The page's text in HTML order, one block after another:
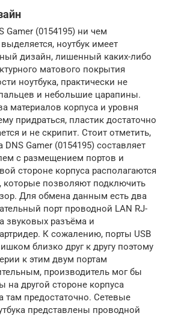
Gamer (0154195) ни чем
ноутбук имеет
дизайн, лишенный каких-либо
матового покрытия
ноутбука, практически не
и небольшие царапины.
материалов корпуса и уровня
придраться, пластик достаточно
и не скрипит. Стоит отметить,
Gamer (0154195) составляет
с размещением портов и
стороне корпуса располагаются
которые позволяют подключить
Для обмена данным есть два
порт проводной LAN RJ-
звуковых разъёма и
К сожалению, порты USB
близко друг к другу поэтому
к этим двум портам
производитель мог бы
на другой стороне корпуса
там предостаточно. Сетевые
представлены проводной